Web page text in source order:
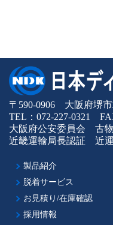
〒590-0906 大阪府堺市
TEL：072-227-0321
大阪府公安委員会 古
近畿運輸局長認証 近
製品紹介
脱着サービス
お見積り/在庫確認
採用情報